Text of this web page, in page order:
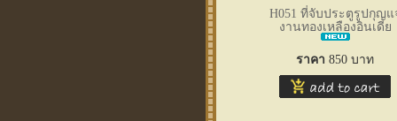
H051 ที่จับประตูรูปกุญแ
งานทองเหลืองอินเดีย
ราคา 850 บาท